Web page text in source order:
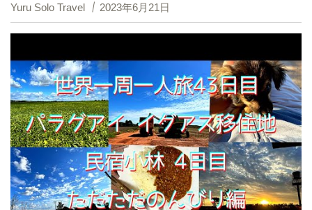
Yuru Solo Travel 2023年6月21日